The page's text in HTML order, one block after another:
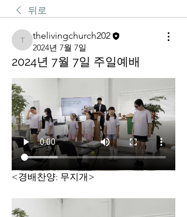
뒤로
thelivingchurch202
thelivingchurch202
2024년 7월 7일
2024년 7월 7일 주일예배
<경배찬양: 무지개>